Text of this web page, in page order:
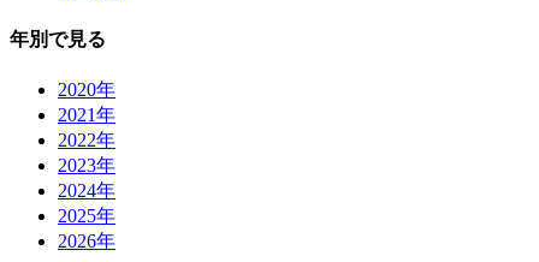
年別で見る
2020年
2021年
2022年
2023年
2024年
2025年
2026年